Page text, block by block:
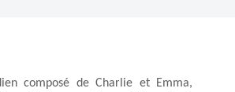
composé de Charlie et Emma,